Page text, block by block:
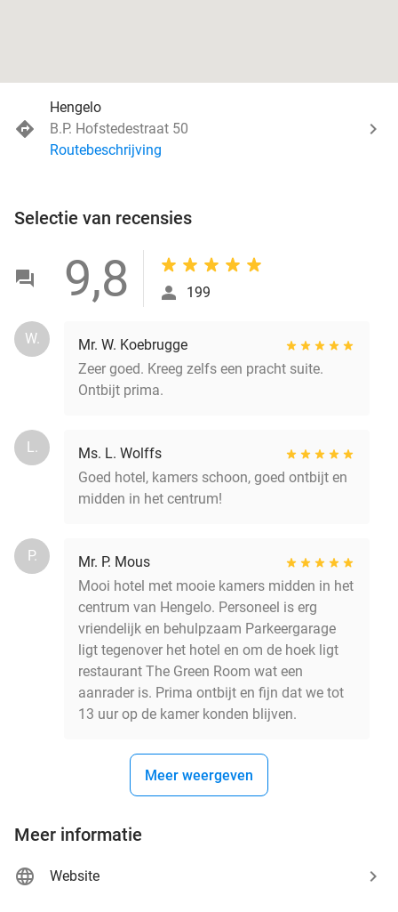
Hengelo
B.P. Hofstedestraat 50
Routebeschrijving
Selectie van recensies
9,8 199
W.
Mr. W. Koebrugge
Zeer goed. Kreeg zelfs een pracht suite.
Ontbijt prima.
L.
Ms. L. Wolffs
Goed hotel, kamers schoon, goed ontbijt en
midden in het centrum!
P.
Mr. P. Mous
Mooi hotel met mooie kamers midden in het
centrum van Hengelo. Personeel is erg
vriendelijk en behulpzaam Parkeergarage
ligt tegenover het hotel en om de hoek ligt
restaurant The Green Room wat een
aanrader is. Prima ontbijt en fijn dat we tot
13 uur op de kamer konden blijven.
Meer weergeven
Meer informatie
Website